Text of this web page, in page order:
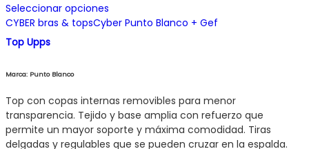
Seleccionar opciones
tiene
se
pueden
elegir
en
CYBER bras & topsCyber Punto Blanco + Gef
Top Upps
Marca: Punto Blanco
Top con copas internas removibles para menor
transparencia. Tejido y base amplia con refuerzo que
permite un mayor soporte y máxima comodidad. Tiras
delgadas y regulables que se pueden cruzar en la espalda.